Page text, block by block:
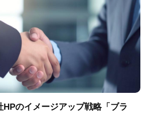
のイメージアップ戦略「ブラ